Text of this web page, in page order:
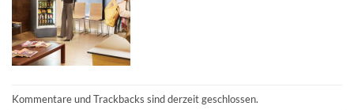
Kommentare und Trackbacks sind derzeit geschlossen.